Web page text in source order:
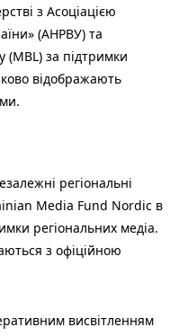
з Асоціацією
(АНРВУ) та
(MBL) за підтримки
відображають
регіональні
Media Fund Nordic в
регіональних медіа.
з офіційною
висвітленням